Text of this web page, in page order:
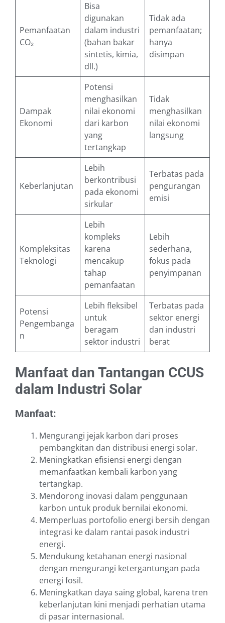
Pemanfaatan
CO₂
Bisa
digunakan
dalam industri
(bahan bakar
sintetis, kimia,
dll.)
Tidak ada
pemanfaatan;
hanya
disimpan
Dampak
Ekonomi
Potensi
menghasilkan
nilai ekonomi
dari karbon
yang
tertangkap
Tidak
menghasilkan
nilai ekonomi
langsung
Keberlanjutan
Lebih
berkontribusi
pada ekonomi
sirkular
Terbatas pada
pengurangan
emisi
Kompleksitas
Teknologi
Lebih
kompleks
karena
mencakup
tahap
pemanfaatan
Lebih
sederhana,
fokus pada
penyimpanan
Potensi
Pengembanga
n
Lebih fleksibel
untuk
beragam
sektor industri
Terbatas pada
sektor energi
dan industri
berat
Manfaat dan Tantangan CCUS
dalam Industri Solar
Manfaat:
Mengurangi jejak karbon dari proses
pembangkitan dan distribusi energi solar.
Meningkatkan efisiensi energi dengan
memanfaatkan kembali karbon yang
tertangkap.
Mendorong inovasi dalam penggunaan
karbon untuk produk bernilai ekonomi.
Memperluas portofolio energi bersih dengan
integrasi ke dalam rantai pasok industri
energi.
Mendukung ketahanan energi nasional
dengan mengurangi ketergantungan pada
energi fosil.
Meningkatkan daya saing global, karena tren
keberlanjutan kini menjadi perhatian utama
di pasar internasional.